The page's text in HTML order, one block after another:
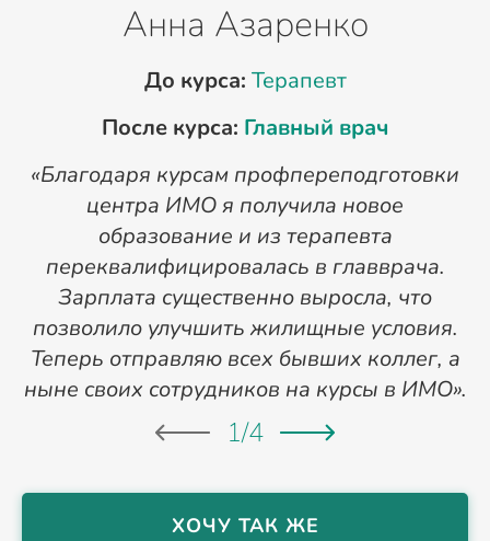
Анна Азаренко
До курса: Терапевт
После курса: Главный врач
«Благодаря курсам профпереподготовки
центра ИМО я получила новое
образование и из терапевта
переквалифицировалась в главврача.
Зарплата существенно выросла, что
позволило улучшить жилищные условия.
Теперь отправляю всех бывших коллег, а
ныне своих сотрудников на курсы в ИМО».
1/4
ХОЧУ ТАК ЖЕ